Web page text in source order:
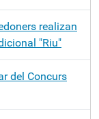
realizan
"Riu"
del Concurs